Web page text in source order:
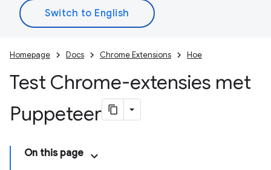
Homepage Docs Chrome Extensions Hoe
Test Chrome-extensies met
Puppeteer
On this page